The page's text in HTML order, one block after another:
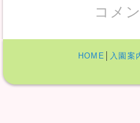
コメ
HOME 入園案